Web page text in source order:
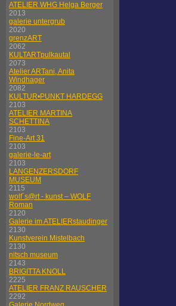
ATELIER WHG Helga Berger
2013
galerie untergrub
2020
grenzART
2062
KULTARTpulkautal
2073
Atelier ARTani, Anita
Windhager
2082
KULTUR•PUNKT HARDEGG
2103
ATELIER MARTINA
SCHETTINA
2103
Fine-Art 31
2103
galerie-le-art
2103
LANGENZERSDORF
MUSEUM
2115
wolf´s@rt - kunst – WOLF
Roman
2120
Galerie im ATELIERstaudinger
2130
Kunstverein Mistelbach
2130
nitsch museum
2143
BRIGITTA KNOLL
2225
ATELIER FRANZ RAUSCHER
2292